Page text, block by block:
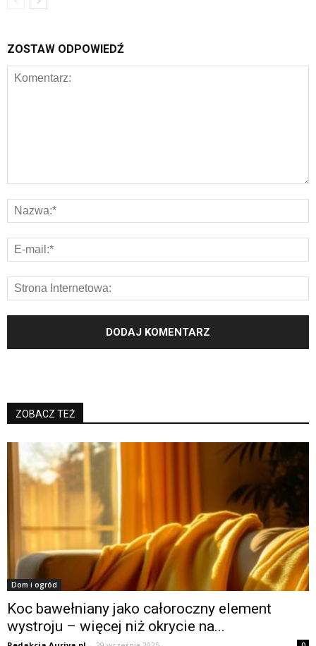
ZOSTAW ODPOWIEDŹ
ZOBACZ TEŻ
Dom i ogród
Koc bawełniany jako całoroczny element
wystroju – więcej niż okrycie na...